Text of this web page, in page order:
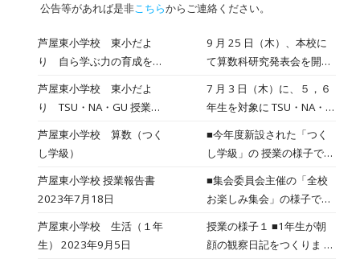
公告等があれば是非こちらからご連絡ください。
芦屋東小学校 東小だよ
り 自ら学ぶ力の育成を！
数科研究発表会）【PDF】
9 月 25 日（木）、本校に
て算数科研究発表会を開催
ました。 これは芦屋町より
研究指定・委嘱を受け、令
和 5・6・7 年度の三年間に
わたる研究成果 を発表する
場でした。遠賀郡の先生方
に加え、中間市や鞍手町な
ど各方面からも多くの先 生
方にご来校いただきまし
た。 授業後の協議会では、
芦屋東小学校 東小だよ
り TSU・NA・GU 授業
ケーション学習）【PDF】
7 月 3 日（木）に、５，６
年生を対象に TSU・NA・
の授業は、オンラインで他
市町にいらっしゃ る
ALT（英語を教える外国の
先生）６名と接続し、英語
による コミュニケーション
を図るものです。子ども達
は、事前に話す 内容や英語
芦屋東小学校 算数（つく
し学級）
■今年度新設された「つく
し学級」の 授業の様子で
学に合わせ、今年度ﾊﾞﾘｱﾌﾘ
ｰ化が整 備されました。ま
たWi-Fi、ﾎﾜｲﾄﾎﾞｰﾄﾞ も新設
されました。 ■教室にﾋﾞﾃﾞ
芦屋東小学校 授業報告書
2023年7月18日
■集会委員会主催の「全校
お楽しみ集会」の様子で
態は控え、たてわり班ごと
に8つの教室に分かれて
芦屋東小学校 生活（１年
生） 2023年9月5日
授業の様子１ ■1年生が朝
顔の観察日記をつくりま し